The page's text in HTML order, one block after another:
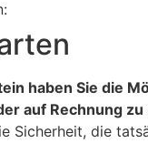
haben Sie die
auf Rechnung zu
Sicherheit, die